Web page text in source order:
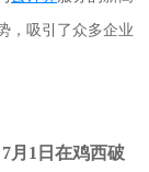
，吸引了众多企业
月1日在鸡西破